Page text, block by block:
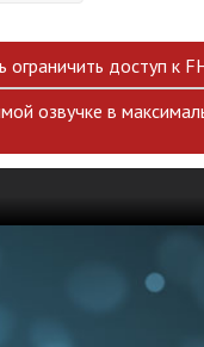
доступ к
озвучке в